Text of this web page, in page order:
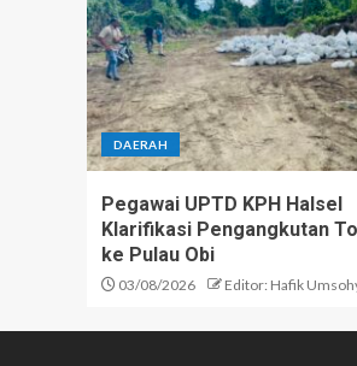
DAERAH
Pegawai UPTD KPH Halsel
Klarifikasi Pengangkutan
ke Pulau Obi
03/08/2026 Editor: Hafik